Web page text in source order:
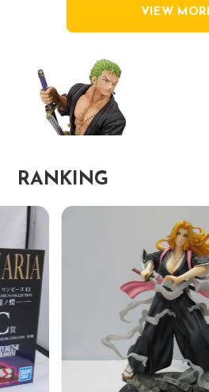
VIEW
RANKING